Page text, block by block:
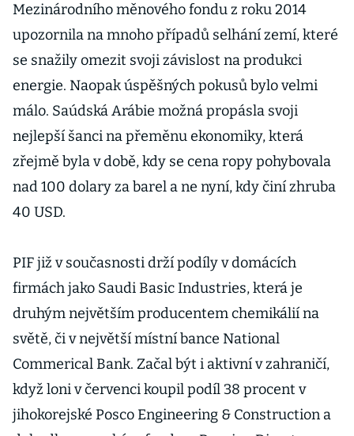
Mezinárodního měnového fondu z roku 2014
upozornila na mnoho případů selhání zemí, které
se snažily omezit svoji závislost na produkci
energie. Naopak úspěšných pokusů bylo velmi
málo. Saúdská Arábie možná propásla svoji
nejlepší šanci na přeměnu ekonomiky, která
zřejmě byla v době, kdy se cena ropy pohybovala
nad 100 dolary za barel a ne nyní, kdy činí zhruba
40 USD.
PIF již v současnosti drží podíly v domácích
firmách jako Saudi Basic Industries, která je
druhým největším producentem chemikálií na
světě, či v největší místní bance National
Commerical Bank. Začal být i aktivní v zahraničí,
když loni v červenci koupil podíl 38 procent v
jihokorejské Posco Engineering & Construction a